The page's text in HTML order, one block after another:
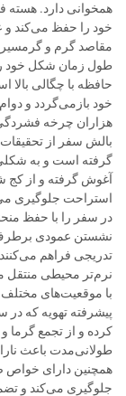
همخوانی دارد. هسته
خود را حفظ می‌کند و
مقاصد گرم و
طول زمان شکل خود
حافظه با چگالی بالا
خود بازمی‌گردد و
هزاران چرخه
بالش سفر از تحقیقات
گرفته است و به
آغوش گرفته و از کج
استراحت جلوگیری
نشستن عمودی
تدریجی فراهم
نرم‌تر محیطی منتقل
با موقعیت‌های
پیشرفته تهویه که در
کرده و از تجمع گرما
طولانی‌مدت باعث
همچنین دارای خواص
جلوگیری می‌کند و